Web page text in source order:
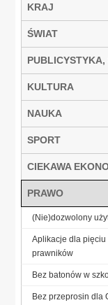
KRAJ
ŚWIAT
PUBLICYSTYKA,
KULTURA
NAUKA
SPORT
CIEKAWA
PRAWO
(Nie)dozwolony
Aplikacje dla pięciu
prawników
Bez batonów w
Bez przeprosin dla